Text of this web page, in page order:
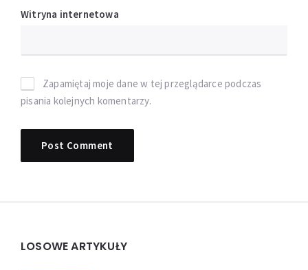
Witryna internetowa
Zapamiętaj moje dane w tej przeglądarce podczas
pisania kolejnych komentarzy.
Widgets
LOSOWE ARTYKUŁY